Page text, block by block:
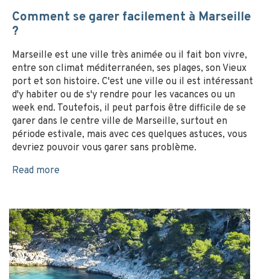
Comment se garer facilement à Marseille
?
Marseille est une ville très animée ou il fait bon vivre,
entre son climat méditerranéen, ses plages, son Vieux
port et son histoire. C'est une ville ou il est intéressant
d'y habiter ou de s'y rendre pour les vacances ou un
week end. Toutefois, il peut parfois être difficile de se
garer dans le centre ville de Marseille, surtout en
période estivale, mais avec ces quelques astuces, vous
devriez pouvoir vous garer sans problème.
Read more